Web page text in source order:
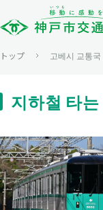
トップ 고베시 교통국
지하철 타는